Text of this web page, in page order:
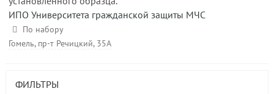
ИПО Университета гражданской защиты МЧС
По набору
Гомель, пр-т Речицкий, 35А
ФИЛЬТРЫ